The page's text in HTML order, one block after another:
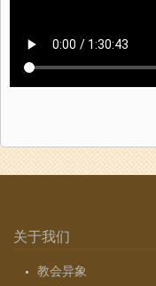
关于我们
教会异象